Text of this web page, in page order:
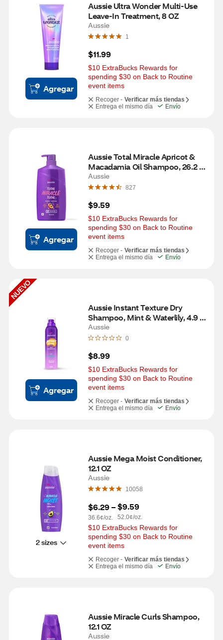
Agregar
Aussie Ultra Wonder Multi-Use
Leave-In Treatment, 8 OZ
Aussie
1
$11.99
$10 ExtraBucks Rewards for
spending $30 on Back to Routine
event items
Recoger - Verificar más tiendas
Entrega el mismo día
Envío
Agregar
Aussie Total Miracle Apricot &
Macadamia Oil Shampoo, 26.2
OZ
Aussie
827
$9.59
$10 ExtraBucks Rewards for
spending $30 on Back to Routine
event items
Recoger - Verificar más tiendas
Entrega el mismo día
Envío
NUEVO
Agregar
Aussie Instant Texture Dry
Shampoo, Mint & Waterlily, 4.9
OZ
Aussie
0
$8.99
$10 ExtraBucks Rewards for
spending $30 on Back to Routine
event items
Recoger - Verificar más tiendas
Entrega el mismo día
Envío
2 sizes
Aussie Mega Moist Conditioner,
12.1 OZ
Aussie
10058
$6.29 –
36.6¢/oz.
$9.59
52.0¢/oz.
$10 ExtraBucks Rewards for
spending $30 on Back to Routine
event items
Recoger - Verificar más tiendas
Entrega el mismo día
Envío
Aussie Miracle Curls Shampoo,
12.1 OZ
Aussie